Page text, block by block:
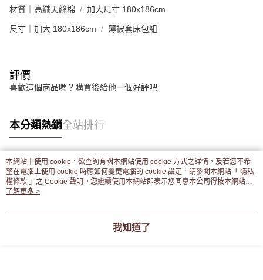
材質｜高織天絲棉 加大尺寸 180x186cm
尺寸｜加大 180x186cm 薄被套床包組
評價
喜歡這個商品嗎？購買後給他一個好評吧
本分類熱銷全站排行
熱門標籤
本網站中使用 cookie，欲查詢有關本網站使用 cookie 方式之詳情，及若您不希
望在電腦上使用 cookie 時應如何變更電腦的 cookie 設定，請參閱本網站「 隱私
權條款 」之 Cookie 聲明。您繼續使用本網站即表示您同意本公司得按本網站使
用條款之 Cookie 聲明使用 cookie。
了解更多 >
我知道了